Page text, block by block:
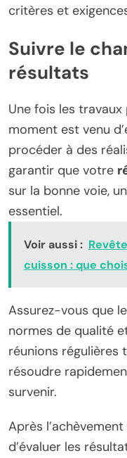
critères et
Suivre le
résultats
Une fois les
moment est venu
procéder à des
garantir que votre
sur la bonne voie,
essentiel.
Voir aussi :
cuisson : que
Assurez-vous que
normes de qualité
réunions
résoudre
survenir.
Après
d’évaluer les